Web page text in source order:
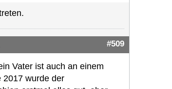
#509
Vater ist auch an einem
2017 wurde der